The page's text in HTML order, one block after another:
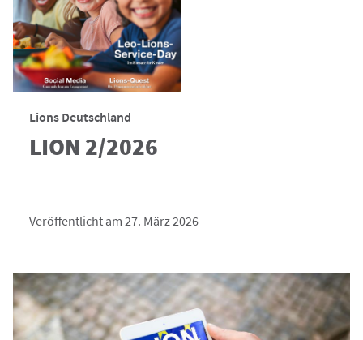
Lions Deutschland
LION 2/2026
Veröffentlicht am 27. März 2026